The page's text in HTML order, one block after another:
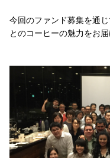
今回のファンド募集を通
とのコーヒーの魅力をお